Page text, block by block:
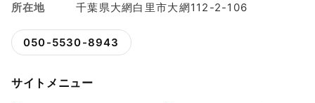
所在地
千葉県大網白里市大網112-2-106
050-5530-8943
サイトメニュー